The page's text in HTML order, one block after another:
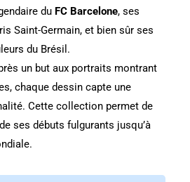
du FC Barcelone, ses
Saint-Germain, et bien sûr ses
du Brésil.
un but aux portraits montrant
chaque dessin capte une
Cette collection permet de
ses débuts fulgurants jusqu’à